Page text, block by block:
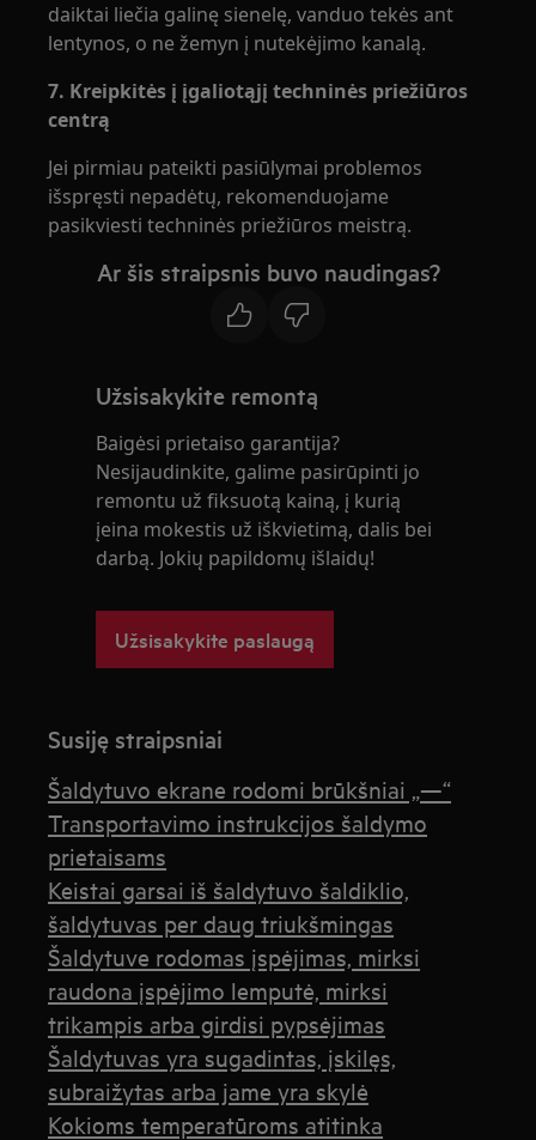
daiktai liečia galinę sienelę, vanduo tekės ant
lentynos, o ne žemyn į nutekėjimo kanalą.
7. Kreipkitės į įgaliotąjį techninės priežiūros
centrą
Jei pirmiau pateikti pasiūlymai problemos
išspręsti nepadėtų, rekomenduojame
pasikviesti techninės priežiūros meistrą.
Ar šis straipsnis buvo naudingas?
Užsisakykite remontą
Baigėsi prietaiso garantija?
Nesijaudinkite, galime pasirūpinti jo
remontu už fiksuotą kainą, į kurią
įeina mokestis už iškvietimą, dalis bei
darbą. Jokių papildomų išlaidų!
Užsisakykite paslaugą
Susiję straipsniai
Šaldytuvo ekrane rodomi brūkšniai „—“
Transportavimo instrukcijos šaldymo
prietaisams
Keistai garsai iš šaldytuvo šaldiklio,
šaldytuvas per daug triukšmingas
Šaldytuve rodomas įspėjimas, mirksi
raudona įspėjimo lemputė, mirksi
trikampis arba girdisi pypsėjimas
Šaldytuvas yra sugadintas, įskilęs,
subraižytas arba jame yra skylė
Kokioms temperatūroms atitinka